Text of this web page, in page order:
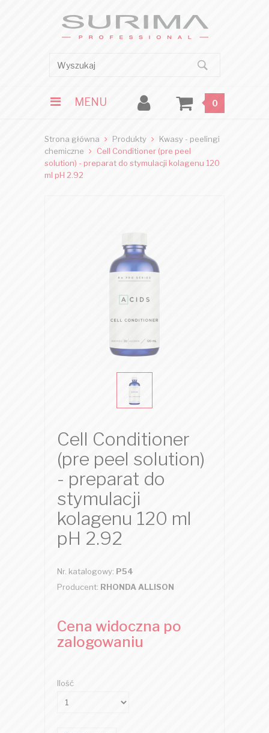
MENU 0
Strona główna Produkty
Kwasy - peelingi
chemiczne
Cell Conditioner (pre peel
solution) - preparat do stymulacji kolagenu 120
ml pH 2.92
Cell Conditioner
(pre peel solution)
- preparat do
stymulacji
kolagenu 120 ml
pH 2.92
Nr. katalogowy: P54
Producent: RHONDA ALLISON
Cena widoczna po
zalogowaniu
Ilość